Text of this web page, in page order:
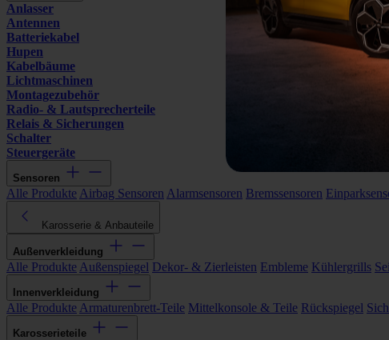
Anlasser
Antennen
Batteriekabel
Hupen
Kabelbäume
Lichtmaschinen
Montagezubehör
Radio- & Lautsprecherteile
Relais & Sicherungen
Schalter
Steuergeräte
Sensoren
Alle Produkte Airbag Sensoren Alarmsensoren Bremssensoren
Karosserie & Anbauteile
Außenverkleidung
Alle Produkte Außenspiegel Dekor- & Zierleisten Embleme Kühlergrills
Innenverkleidung
Alle Produkte Armaturenbrett-Teile Mittelkonsole & Teile Rückspiegel
Karosserieteile